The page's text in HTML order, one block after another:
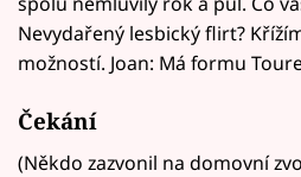
Nevydařený lesbický flirt?
možností. Joan: Má formu
Čekání
(Někdo zazvonil na domovní